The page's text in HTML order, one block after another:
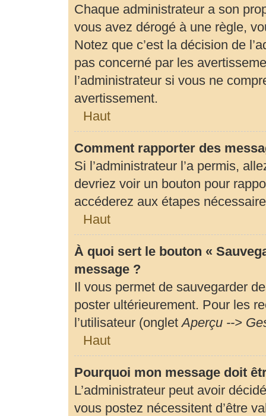
Chaque administrateur a son
vous avez dérogé à une règle,
Notez que c’est la décision de
pas concerné par les
l’administrateur si vous ne
avertissement.
Haut
Comment rapporter des
Si l’administrateur l’a permis,
devriez voir un bouton pour
accéderez aux étapes
Haut
À quoi sert le bouton «
message ?
Il vous permet de sauvegarder
poster ultérieurement. Pour les
l’utilisateur (ongletAperçu -->
Haut
Pourquoi mon message doit
L’administrateur peut avoir
vous postez nécessitent d’être